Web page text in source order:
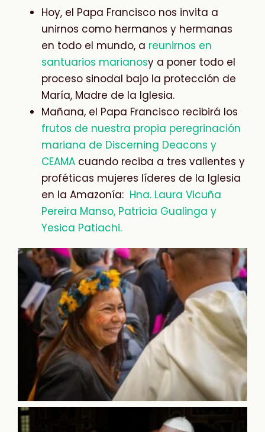
Hoy, el Papa Francisco nos invita a
unirnos como hermanos y hermanas
en todo el mundo, a reunirnos en
santuarios marianosy a poner todo el
proceso sinodal bajo la protección de
María, Madre de la Iglesia.
Mañana, el Papa Francisco recibirá los
frutos de nuestra propia peregrinación
mariana de Discerning Deacons y
CEAMA cuando reciba a tres valientes y
proféticas mujeres líderes de la Iglesia
en la Amazonía: Hna. Laura Vicuña
Pereira Manso, Patricia Gualinga y
Yesica Patiachi.